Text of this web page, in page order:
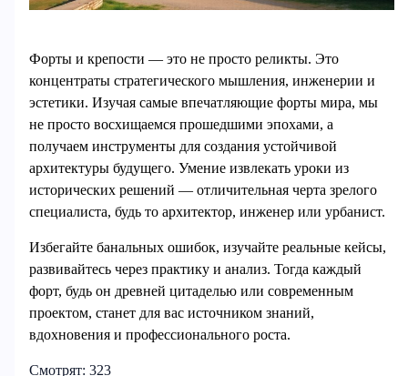
Форты и крепости — это не просто реликты. Это
концентраты стратегического мышления, инженерии и
эстетики. Изучая самые впечатляющие форты мира, мы
не просто восхищаемся прошедшими эпохами, а
получаем инструменты для создания устойчивой
архитектуры будущего. Умение извлекать уроки из
исторических решений — отличительная черта зрелого
специалиста, будь то архитектор, инженер или урбанист.
Избегайте банальных ошибок, изучайте реальные кейсы,
развивайтесь через практику и анализ. Тогда каждый
форт, будь он древней цитаделью или современным
проектом, станет для вас источником знаний,
вдохновения и профессионального роста.
Смотрят: 323